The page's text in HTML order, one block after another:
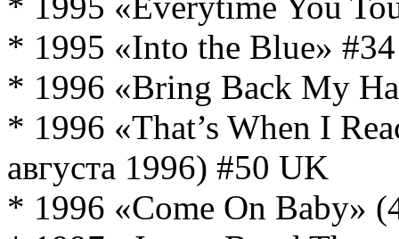
* 1995 «Into the Blue»
* 1996 «Bring Back My
* 1996 «That’s When I
августа 1996) #50 UK
* 1996 «Come On Baby»